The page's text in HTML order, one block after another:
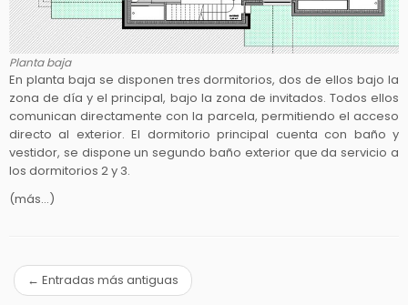
Planta baja
En planta baja se disponen tres dormitorios, dos de ellos bajo la
zona de día y el principal, bajo la zona de invitados. Todos ellos
comunican directamente con la parcela, permitiendo el acceso
directo al exterior. El dormitorio principal cuenta con baño y
vestidor, se dispone un segundo baño exterior que da servicio a
los dormitorios 2 y 3.
(más…)
← Entradas más antiguas